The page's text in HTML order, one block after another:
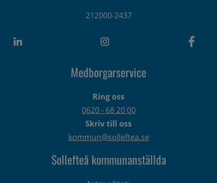
212000-2437
Medborgarservice
Ring oss
0620 - 68 20 00
Skriv till oss
kommun@solleftea.se
Sollefteå kommunanställda